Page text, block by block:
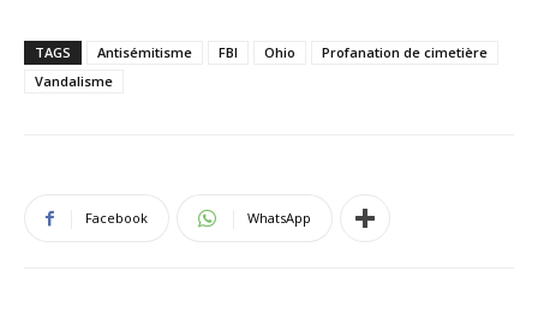
TAGS Antisémitisme FBI Ohio
Profanation de cimetière
Vandalisme
Facebook WhatsApp